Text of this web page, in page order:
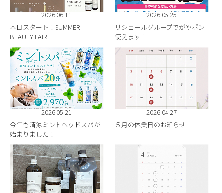
BLOG2026.06.11
本日スタート！SUMMER
BEAUTY FAIR
2026.05.25
リシェールグループでがやポン
使えます！
2026.05.21
今年も清涼ミントヘッドスパが
始まりました！
2026.04.27
５月の休業日のお知らせ